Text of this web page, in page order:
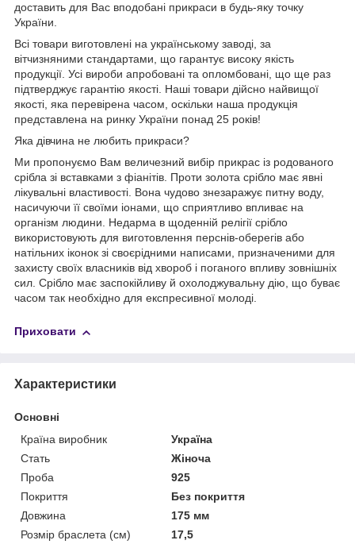
доставить для Вас вподобані прикраси в будь-яку точку
України.
Всі товари виготовлені на українському заводі, за
вітчизняними стандартами, що гарантує високу якість
продукції. Усі вироби апробовані та опломбовані, що ще раз
підтверджує гарантію якості. Наші товари дійсно найвищої
якості, яка перевірена часом, оскільки наша продукція
представлена на ринку України понад 25 років!
Яка дівчина не любить прикраси?
Ми пропонуємо Вам величезний вибір прикрас із родованого
срібла зі вставками з фіанітів. Проти золота срібло має явні
лікувальні властивості. Вона чудово знезаражує питну воду,
насичуючи її своїми іонами, що сприятливо впливає на
організм людини. Недарма в щоденній релігії срібло
використовують для виготовлення перснів-оберегів або
натільних іконок зі своєрідними написами, призначеними для
захисту своїх власників від хвороб і поганого впливу зовнішніх
сил. Срібло має заспокійливу й охолоджувальну дію, що буває
часом так необхідно для експресивної молоді.
Приховати
Характеристики
Основні
Країна виробник
Україна
Стать
Жіноча
Проба
925
Покриття
Без покриття
Довжина
175 мм
Розмір браслета (см)
17,5